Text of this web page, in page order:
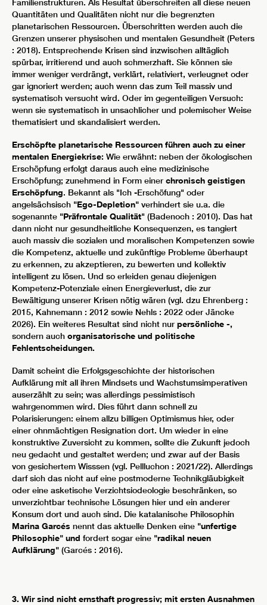
Familienstrukturen. Als Resultat überschreiten all diese neuen
Quantitäten und Qualitäten nicht nur die begrenzten
planetarischen Ressourcen. Überschritten werden auch die
Grenzen unserer physischen und mentalen Gesundheit (Peters
: 2018). Entsprechende Krisen sind inzwischen alltäglich
spürbar, irritierend und auch schmerzhaft. Sie können sie
immer weniger verdrängt, verklärt, relativiert, verleugnet oder
gar ignoriert werden; auch wenn das zum Teil massiv und
systematisch versucht wird. Oder im gegenteiligen Versuch:
wenn sie systematisch in unsachlicher und polemischer Weise
thematisiert und skandalisiert werden.
Erschöpfte planetarische Ressourcen führen auch zu einer
mentalen Energiekrise: Wie erwähnt: neben der ökologischen
Erschöpfung erfolgt daraus auch eine medizinische
Erschöpfung; zunehmend in Form einer chronisch geistigen
Erschöpfung. Bekannt als "Ich -Erschöfung" oder
angelsächsisch "Ego-Depletion" verhindert sie u.a. die
sogenannte "Präfrontale Qualität" (Badenoch : 2010). Das hat
dann nicht nur gesundheitliche Konsequenzen, es tangiert
auch massiv die sozialen und moralischen Kompetenzen sowie
die Kompetenz, aktuelle und zukünftige Probleme überhaupt
zu erkennen, zu akzeptieren, zu bewerten und kollektiv
intelligent zu lösen. Und so erleiden genau diejenigen
Kompetenz-Potenziale einen Energieverlust, die zur
Bewältigung unserer Krisen nötig wären (vgl. dzu Ehrenberg :
2015, Kahnemann : 2012 sowie Nehls : 2022 oder Jäncke
2026). Ein weiteres Resultat sind nicht nur persönliche -,
sondern auch organisatorische und politische
Fehlentscheidungen.
Damit scheint die Erfolgsgeschichte der historischen
Aufklärung mit all ihren Mindsets und Wachstumsimperativen
auserzählt zu sein; was allerdings pessimistisch
wahrgenommen wird. Dies führt dann schnell zu
Polarisierungen: einem allzu billigen Optimismus hier, oder
einer ohnmächtigen Resignation dort. Um wieder in eine
konstruktive Zuversicht zu kommen, sollte die Zukunft jedoch
neu gedacht und gestaltet werden; und zwar auf der Basis
von gesichertem Wisssen (vgl. Pellluchon : 2021/22). Allerdings
darf sich das nicht auf eine postmoderne Technikgläubigkeit
oder eine asketische Verzichtsiodeologie beschränken, so
unverzichtbar technische Lösungen hier und ein anderer
Konsum dort und auch sind. Die katalanische Philosophin
Marina Garcés nennt das aktuelle Denken eine "unfertige
Philosophie" und fordert sogar eine "radikal neuen
Aufklärung" (Garcés : 2016).
3. Wir sind nicht ernsthaft progressiv; mit ersten Ausnahmen